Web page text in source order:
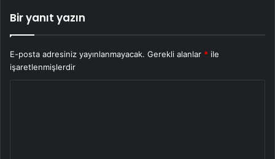
Bir yanıt yazın
E-posta adresiniz yayınlanmayacak. Gerekli alanlar * ile
işaretlenmişlerdir